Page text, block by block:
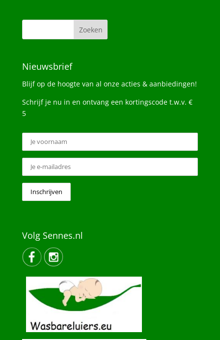
Nieuwsbrief
Blijf op de hoogte van al onze acties & aanbiedingen!
Schrijf je nu in en ontvang een kortingscode t.w.v. €
5
Volg Sennes.nl